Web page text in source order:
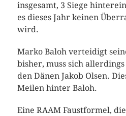
insgesamt, 3 Siege
es dieses Jahr keinen
wird.
Marko Baloh verteidigt
bisher, muss sich
den Dänen Jakob Olsen.
Meilen hinter Baloh.
Eine RAAM Faustformel, die